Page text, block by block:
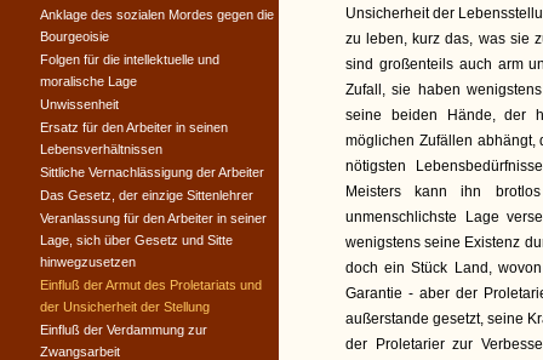
Unsicherheit der
zu leben, kurz das, was sie
sind großenteils auch arm
Zufall, sie haben
seine beiden Hände, der
möglichen Zufällen abhängt,
nötigsten
Meisters kann ihn
unmenschlichste Lage
wenigstens seine Existenz
doch ein Stück Land,
Garantie - aber der
außerstande gesetzt, seine
der Proletarier zur
Anklage des sozialen Mordes gegen die
Bourgeoisie
Folgen für die intellektuelle und
moralische Lage
Unwissenheit
Ersatz für den Arbeiter in seinen
Lebensverhältnissen
Sittliche Vernachlässigung der Arbeiter
Das Gesetz, der einzige Sittenlehrer
Veranlassung für den Arbeiter in seiner
Lage, sich über Gesetz und Sitte
hinwegzusetzen
Einfluß der Armut des Proletariats und
der Unsicherheit der Stellung
Einfluß der Verdammung zur
Zwangsarbeit